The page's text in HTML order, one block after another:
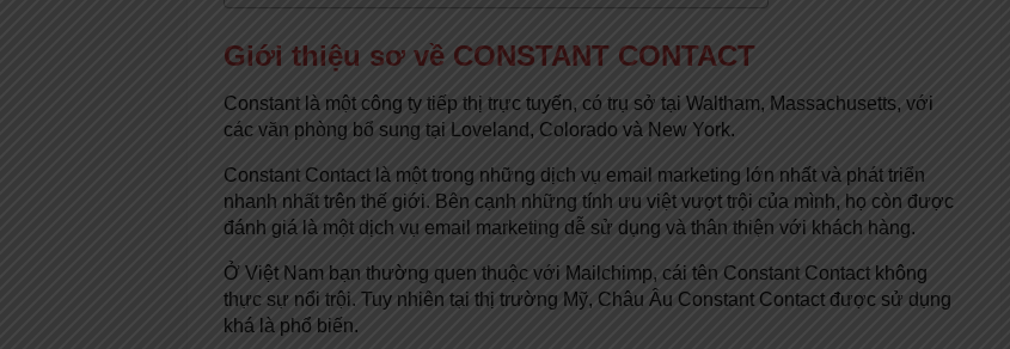
Giới thiệu sơ về CONSTANT CONTACT
Constant là một công ty tiếp thị trực tuyến, có trụ sở tại Waltham, Massachusetts, với
các văn phòng bổ sung tại Loveland, Colorado và New York.
Constant Contact là một trong những dịch vụ email marketing lớn nhất và phát triển
nhanh nhất trên thế giới. Bên cạnh những tính ưu việt vượt trội của mình, họ còn được
đánh giá là một dịch vụ email marketing dễ sử dụng và thân thiện với khách hàng.
Ở Việt Nam bạn thường quen thuộc với Mailchimp, cái tên Constant Contact không
thực sự nổi trội. Tuy nhiên tại thị trường Mỹ, Châu Âu Constant Contact được sử dụng
khá là phổ biến.